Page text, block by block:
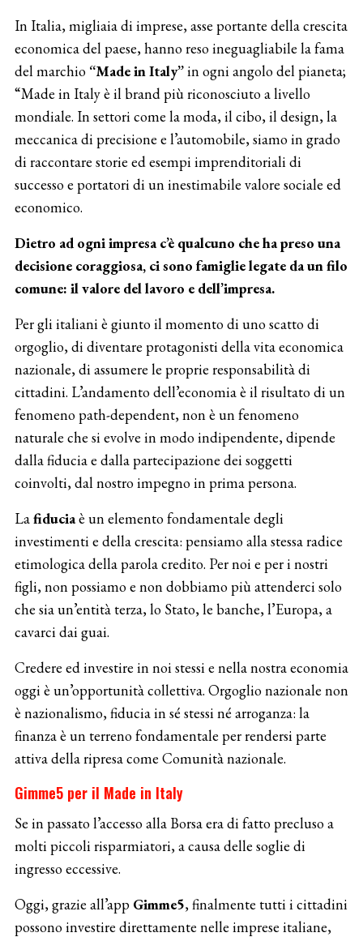
In Italia, migliaia di imprese, asse portante della crescita
economica del paese, hanno reso ineguagliabile la fama
del marchio “Made in Italy”in ogni angolo del pianeta;
“Made in Italy è il brand più riconosciuto a livello
mondiale. In settori come la moda, il cibo, il design, la
meccanica di precisione e l’automobile, siamo in grado
di raccontare storie ed esempi imprenditoriali di
successo e portatori di un inestimabile valore sociale ed
economico.
Dietro ad ogni impresa c’è qualcuno che ha preso una
decisione coraggiosa, ci sono famiglie legate da un filo
comune: il valore del lavoro e dell’impresa.
Per gli italiani è giunto il momento di uno scatto di
orgoglio, di diventare protagonisti della vita economica
nazionale, di assumere le proprie responsabilità di
cittadini. L’andamento dell’economia è il risultato di un
fenomeno path-dependent, non è un fenomeno
naturale che si evolve in modo indipendente, dipende
dalla fiducia e dalla partecipazione dei soggetti
coinvolti, dal nostro impegno in prima persona.
Lafiduciaè un elemento fondamentale degli
investimenti e della crescita: pensiamo alla stessa radice
etimologica della parola credito. Per noi e per i nostri
figli, non possiamo e non dobbiamo più attenderci solo
che sia un’entità terza, lo Stato, le banche, l’Europa, a
cavarci dai guai.
Credere ed investire in noi stessi e nella nostra economia
oggi è un’opportunità collettiva. Orgoglio nazionale non
è nazionalismo, fiducia in sé stessi né arroganza: la
finanza è un terreno fondamentale per rendersi parte
attiva della ripresa come Comunità nazionale.
Gimme5 per il Made in Italy
Se in passato l’accesso alla Borsa era di fatto precluso a
molti piccoli risparmiatori, a causa delle soglie di
ingresso eccessive.
Oggi, grazie all’app Gimme5, finalmente tutti i cittadini
possono investire direttamente nelle imprese italiane,